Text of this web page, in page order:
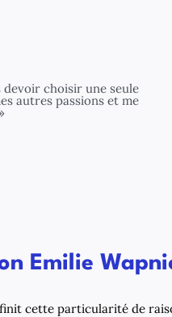
devoir choisir une seule
autres passions et me
Emilie
cette particularité de